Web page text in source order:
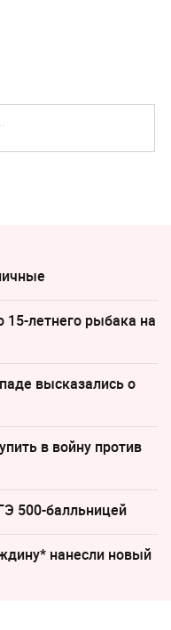
15-летнего рыбака на
высказались о
в войну против
500-балльницей
нанесли новый